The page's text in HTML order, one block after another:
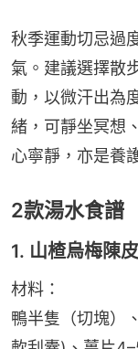
秋季運動切忌過
氣。建議選擇散
動，以微汗出為
緒，可靜坐冥想
心寧靜，亦是養
2款湯水食譜
1. 山楂烏梅陳
材料：
鴨半隻（切塊）